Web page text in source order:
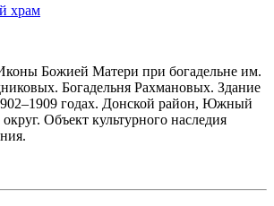
Божией Матери при богадельне им.
Богадельня Рахмановых. Здание
годах. Донской район, Южный
Объект культурного наследия